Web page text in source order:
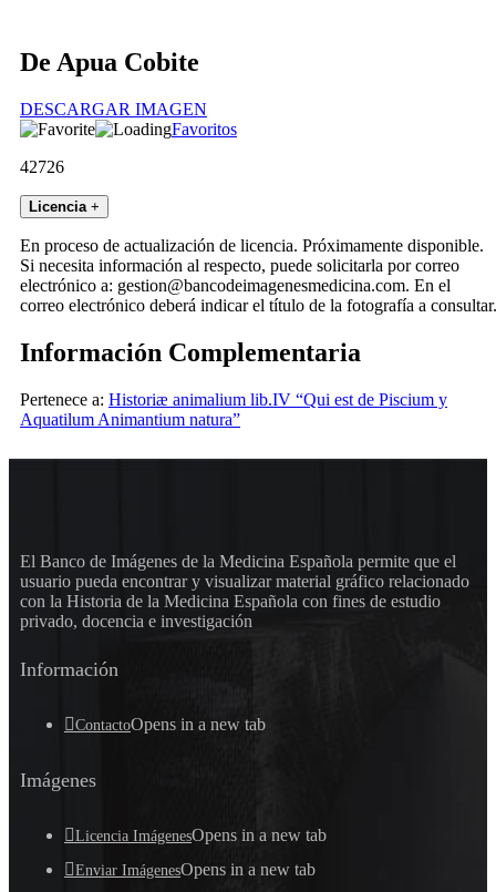
De Apua Cobite
DESCARGAR IMAGEN
Favoritos
42726
Licencia +
En proceso de actualización de licencia. Próximamente disponible.
Si necesita información al respecto, puede solicitarla por correo
electrónico a: gestion@bancodeimagenesmedicina.com. En el
correo electrónico deberá indicar el título de la fotografía a consultar.
Información Complementaria
Pertenece a: Historiæ animalium lib.IV “Qui est de Piscium y
Aquatilum Animantium natura”
El Banco de Imágenes de la Medicina Española permite que el
usuario pueda encontrar y visualizar material gráfico relacionado
con la Historia de la Medicina Española con fines de estudio
privado, docencia e investigación
Información
ContactoOpens in a new tab
Imágenes
Licencia ImágenesOpens in a new tab
Enviar ImágenesOpens in a new tab